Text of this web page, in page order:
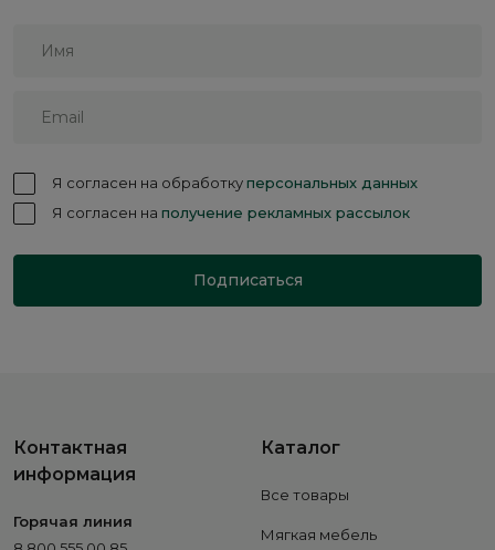
Я согласен на обработкуперсональных данных
Я согласен на получение рекламных рассылок
Подписаться
Контактная
информация
Горячая линия
Каталог
Все товары
Мягкая мебель